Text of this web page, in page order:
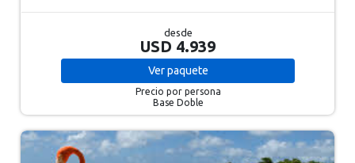
desde
USD 4.939
Verpaquete
Precio por persona
Base Doble